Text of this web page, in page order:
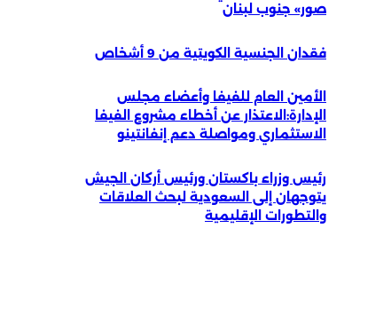
صور» جنوب لبنان
فقدان الجنسية الكويتية من 9 أشخاص
الأمين العام للفيفا وأعضاء مجلس
الإدارة:الاعتذار عن أخطاء مشروع الفيفا
الاستثماري ومواصلة دعم إنفانتينو
رئيس وزراء باكستان ورئيس أركان الجيش
يتوجهان إلى السعودية لبحث العلاقات
والتطورات الإقليمية